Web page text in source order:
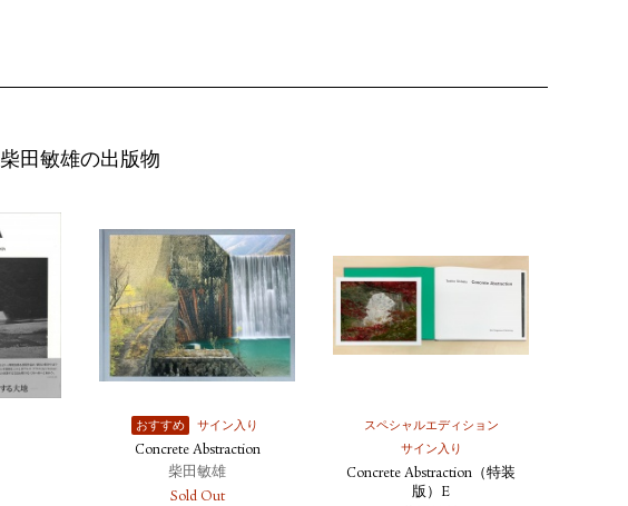
柴田敏雄の出版物
おすすめ サイン入り
Concrete Abstraction
柴田敏雄
Sold Out
スペシャルエディション
サイン入り
Concrete Abstraction（特装
版）E